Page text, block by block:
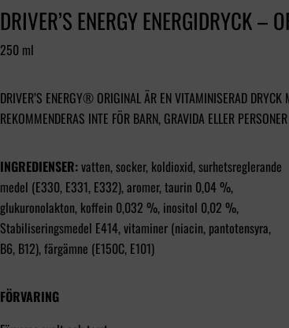
DRIVER’S ENERGY ENERGIDRYCK –
250 ml
DRIVER’S ENERGY® ORIGINAL ÄR EN VITAMINISERAD
REKOMMENDERAS INTE FÖR BARN, GRAVIDA ELLER
INGREDIENSER:vatten, socker, koldioxid, surhetsreglerande
medel (E330, E331, E332), aromer, taurin 0,04 %,
glukuronolakton, koffein 0,032 %, inositol 0,02 %,
Stabiliseringsmedel E414, vitaminer (niacin, pantotensyra,
B6, B12), färgämne (E150C, E101)
FÖRVARING